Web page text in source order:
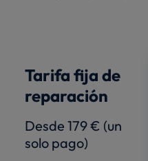
Tarifa fija de
reparación
Desde 179 € (un
solo pago)